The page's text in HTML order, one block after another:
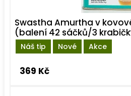
Náš tip Nové Akce
Swastha Amurtha v
(balení 42 sáčků/3
369 Kč